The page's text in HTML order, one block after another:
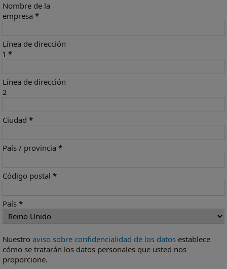
Nombre de la
empresa *
Línea de dirección
1 *
Línea de dirección
2
Ciudad *
País / provincia *
Código postal *
País *
Nuestro aviso sobre confidencialidad de los datos establece
cómo se tratarán los datos personales que usted nos
proporcione.